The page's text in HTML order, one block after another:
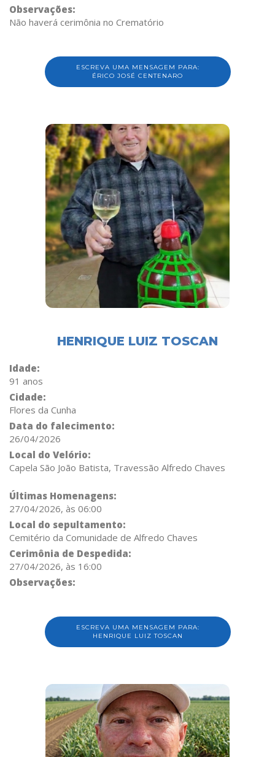
Observações:
Não haverá cerimônia no Crematório
ESCREVA UMA MENSAGEM PARA:
ÉRICO JOSÉ CENTENARO
HENRIQUE LUIZ TOSCAN
Idade:
91 anos
Cidade:
Flores da Cunha
Data do falecimento:
26/04/2026
Local do Velório:
Capela São João Batista, Travessão Alfredo Chaves
Últimas Homenagens:
27/04/2026, às 06:00
Local do sepultamento:
Cemitério da Comunidade de Alfredo Chaves
Cerimônia de Despedida:
27/04/2026, às 16:00
Observações:
ESCREVA UMA MENSAGEM PARA:
HENRIQUE LUIZ TOSCAN